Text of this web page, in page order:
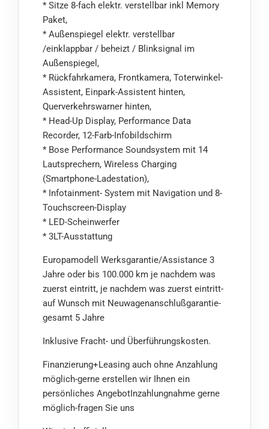
* Sitze 8-fach elektr. verstellbar inkl Memory
Paket,
* Außenspiegel elektr. verstellbar
/einklappbar / beheizt / Blinksignal im
Außenspiegel,
* Rückfahrkamera, Frontkamera, Toterwinkel-
Assistent, Einpark-Assistent hinten,
Querverkehrswarner hinten,
* Head-Up Display, Performance Data
Recorder, 12-Farb-Infobildschirm
* Bose Performance Soundsystem mit 14
Lautsprechern, Wireless Charging
(Smartphone-Ladestation),
* Infotainment- System mit Navigation und 8-
Touchscreen-Display
* LED-Scheinwerfer
* 3LT-Ausstattung
Europamodell Werksgarantie/Assistance 3
Jahre oder bis 100.000 km je nachdem was
zuerst eintritt, je nachdem was zuerst eintritt-
auf Wunsch mit Neuwagenanschlußgarantie-
gesamt 5 Jahre
Inklusive Fracht- und Überführungskosten.
Finanzierung+Leasing auch ohne Anzahlung
möglich-gerne erstellen wir Ihnen ein
persönliches AngebotInzahlungnahme gerne
möglich-fragen Sie uns